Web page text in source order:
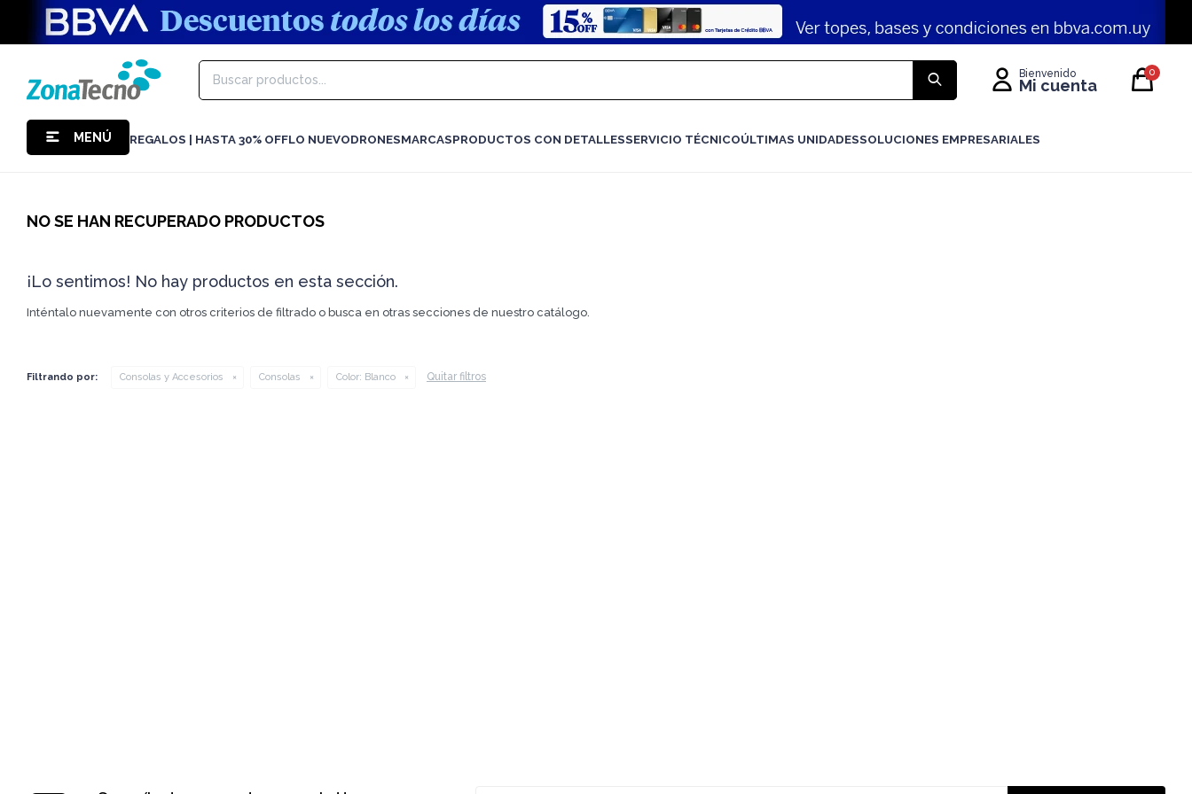
MENÚ REGALOS | HASTA 30% OFFLO NUEVODRONESMARCASPRODUCTOS CON DETALLESSERVICIO TÉCNICOÚLTIMAS UNIDADESSOLUCIONES EMPRESARIALES
0
NO SE HAN RECUPERADO PRODUCTOS
¡Lo sentimos! No hay productos en esta sección.
Inténtalo nuevamente con otros criterios de filtrado o busca en otras secciones de nuestro catálogo.
Filtrando por: Consolas y Accesorios Consolas Color: Blanco Quitar filtros